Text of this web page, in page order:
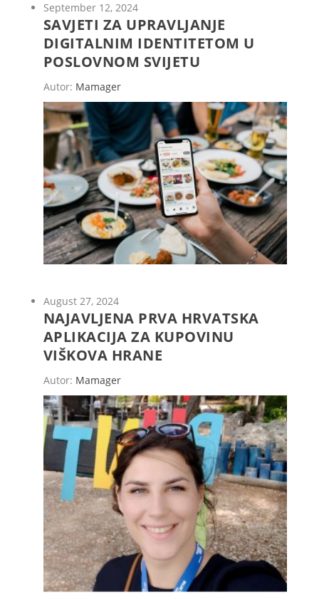
September 12, 2024
SAVJETI ZA UPRAVLJANJE
DIGITALNIM IDENTITETOM U
POSLOVNOM SVIJETU
Autor: Mamager
August 27, 2024
NAJAVLJENA PRVA HRVATSKA
APLIKACIJA ZA KUPOVINU
VIŠKOVA HRANE
Autor: Mamager